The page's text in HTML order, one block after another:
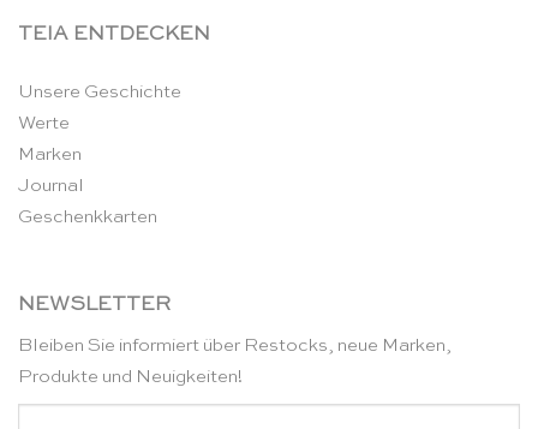
TEIA ENTDECKEN
Unsere Geschichte
Werte
Marken
Journal
Geschenkkarten
NEWSLETTER
Bleiben Sie informiert über Restocks, neue Marken,
Produkte und Neuigkeiten!